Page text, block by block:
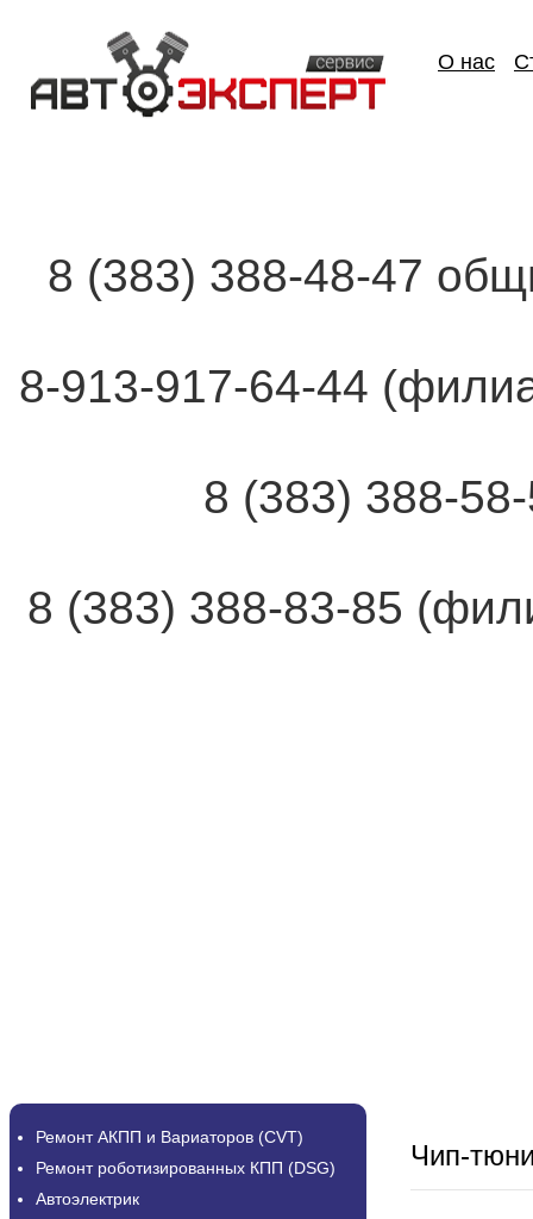
О нас
8 (383) 388-48-47
8-913-917-64-44
8 (383) 388-
8 (383) 388-83-85
Ремонт АКПП и Вариаторов (CVT)
Ремонт роботизированных КПП (DSG)
Автоэлектрик
Чип-